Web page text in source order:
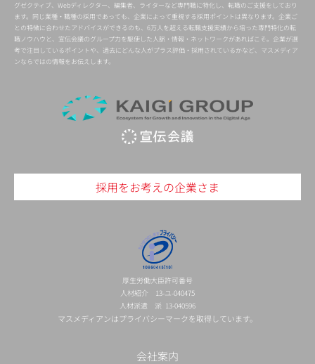
グゼクティブ、Webディレクター、編集者、ライターなど専門職に特化し、転職のご支援をしており
ます。同じ業種・職種の採用であっても、企業によって重視する採用ポイントは異なります。企業ご
との特徴に合わせたアドバイスができるのも、6万人を超える転職支援実績から培った専門特化の転
職ノウハウと、宣伝会議のグループ力を駆使した人脈・情報・ネットワークがあればこそ。企業が選
考で注目しているポイントや、過去にどんな人がプラス評価・採用されているかなど、マスメディア
ンならではの情報をお伝えします。
採用をお考えの企業さま
厚生労働大臣許可番号
人材紹介 13-ユ-040475
人材派遣 派 13-040596
マスメディアンはプライバシーマークを取得しています。
会社案内